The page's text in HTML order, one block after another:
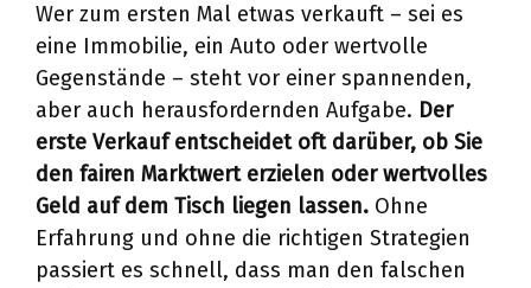
Wer zum ersten Mal etwas verkauft – sei es
eine Immobilie, ein Auto oder wertvolle
Gegenstände – steht vor einer spannenden,
aber auch herausfordernden Aufgabe. Der
erste Verkauf entscheidet oft darüber, ob Sie
den fairen Marktwert erzielen oder wertvolles
Geld auf dem Tisch liegen lassen. Ohne
Erfahrung und ohne die richtigen Strategien
passiert es schnell, dass man den falschen